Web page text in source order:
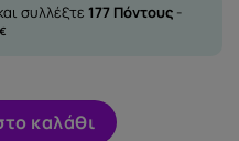
συλλέξτε 177 Πόντους -
€
ποσότητα
καλάθι